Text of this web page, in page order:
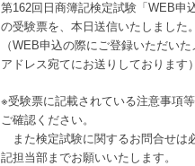
第162回日商簿記検定試験「WEB申
の受験票を、本日送信いたしました。
（WEB申込の際にご登録いただい
アドレス宛てにお送りしております）
※受験票に記載されている注意事項
ご確認ください。
また検定試験に関するお問合せは
記担当部までお願いいたします。